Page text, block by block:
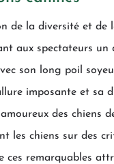
de la diversité et de
aux spectateurs
son long poil
imposante et sa
des chiens
les chiens sur des
remarquables